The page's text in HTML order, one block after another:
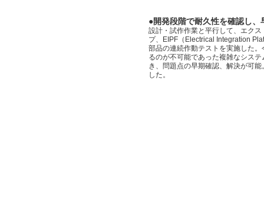
●開発段階で耐久性を確認し
設計・試作作業と平行して、エク
プ、EIPF（Electrical Integration
部品の連続作動テストを実施した
るのが不可能であった複雑なシス
き、問題点の早期確認、解決が可
した。